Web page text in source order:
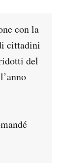
con la
cittadini
del